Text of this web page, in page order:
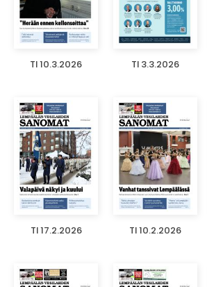
TI 10.3.2026 TI 3.3.2026
TI 17.2.2026 TI 10.2.2026